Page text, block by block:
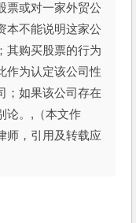
票或对一家外贸公
本不能说明这家公
其购买股票的行为
作为认定该公司性
；如果该公司存在
论。,（本文作
师，引用及转载应